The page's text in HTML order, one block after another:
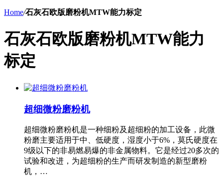
Home/石灰石欧版磨粉机MTW能力标定
石灰石欧版磨粉机MTW能力
标定
超细微粉磨粉机
超细微粉磨粉机是一种细粉及超细粉的加工设备，此微
粉磨主要适用于中、低硬度，湿度小于6%，莫氏硬度在
9级以下的非易燃易爆的非金属物料。它是经过20多次的
试验和改进，为超细粉的生产而研发制造的新型磨粉
机，…